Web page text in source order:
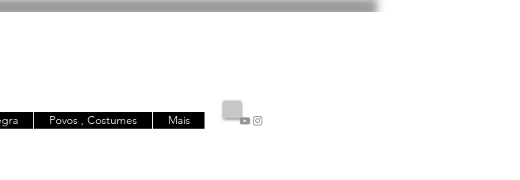
Povos , Costumes Mais